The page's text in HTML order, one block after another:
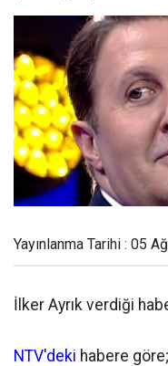
Yayınlanma Tarihi : 05
İlker Ayrık verdiği
NTV'deki habere